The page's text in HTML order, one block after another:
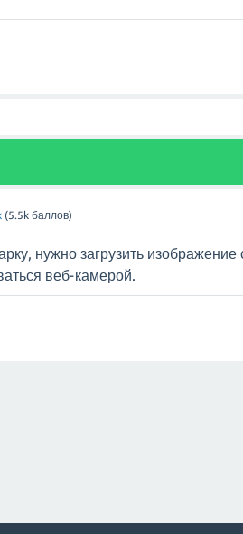
(5.5k баллов)
нужно загрузить изображение
веб-камерой.